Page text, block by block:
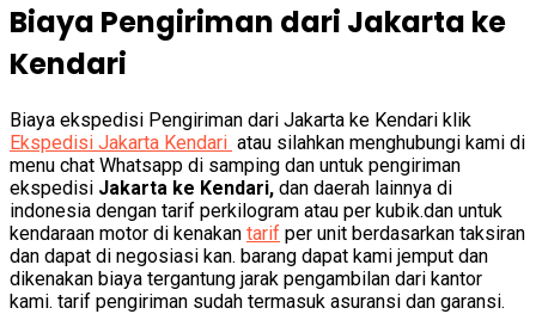
Biaya Pengiriman dari Jakarta ke
Kendari
Biaya ekspedisi Pengiriman dari Jakarta ke Kendari klik
Ekspedisi Jakarta Kendari atau silahkan menghubungi kami di
menu chat Whatsapp di samping dan untuk pengiriman
ekspedisi Jakarta ke Kendari, dan daerah lainnya di
indonesia dengan tarif perkilogram atau per kubik.dan untuk
kendaraan motor di kenakan tarif per unit berdasarkan taksiran
dan dapat di negosiasi kan. barang dapat kami jemput dan
dikenakan biaya tergantung jarak pengambilan dari kantor
kami. tarif pengiriman sudah termasuk asuransi dan garansi.